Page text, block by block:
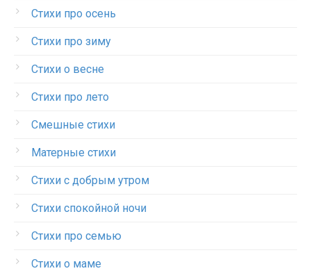
Стихи про осень
Стихи про зиму
Стихи о весне
Стихи про лето
Смешные стихи
Матерные стихи
Стихи с добрым утром
Стихи спокойной ночи
Стихи про семью
Стихи о маме